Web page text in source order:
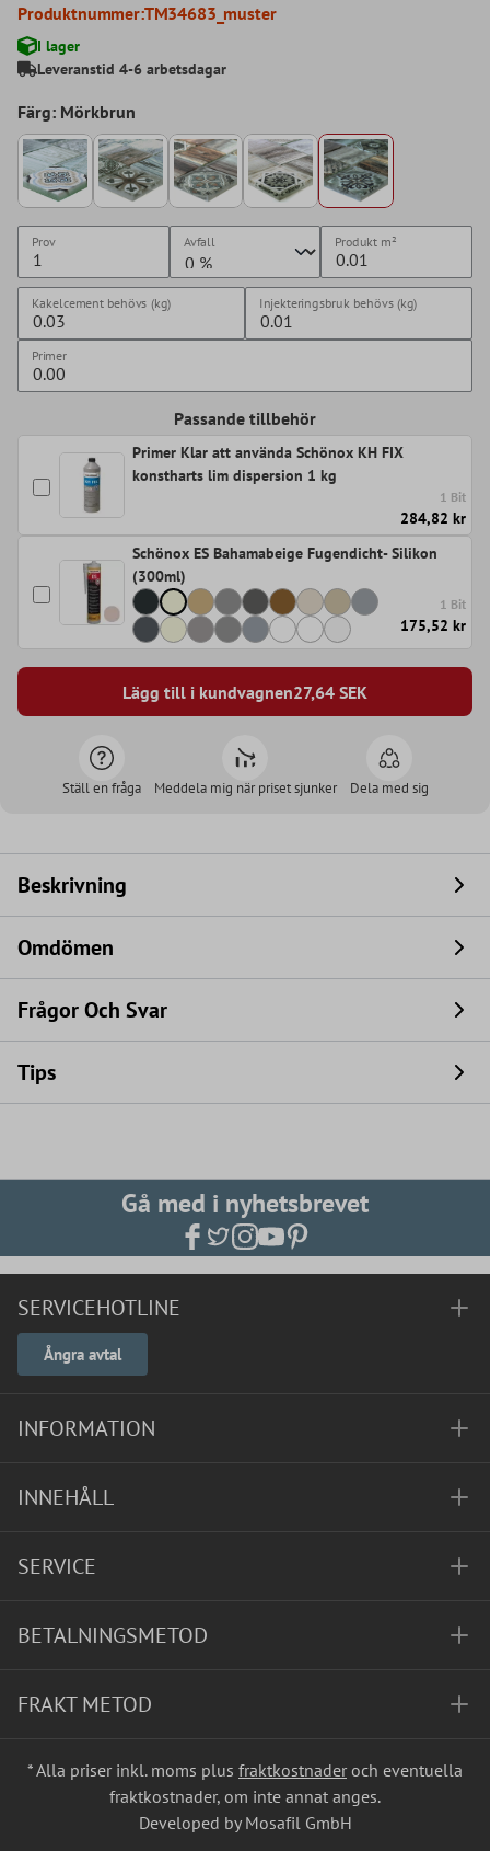
Produktnummer:TM34683_muster
I lager
Leveranstid 4-6 arbetsdagar
Färg: Mörkbrun
Prov Avfall Produkt m²
Kakelcement behövs (kg) Injekteringsbruk behövs (kg)
Primer
Passande tillbehör
Primer Klar att använda Schönox KH FIX
konstharts lim dispersion 1 kg
1 Bit
284,82 kr
Schönox ES Bahamabeige Fugendicht- Silikon
(300ml)
1 Bit
175,52 kr
Lägg till i kundvagnen27,64 SEK
Ställ en fråga Meddela mig när priset sjunker Dela med sig
Beskrivning
Omdömen
Frågor Och Svar
Tips
Gå med i nyhetsbrevet
SERVICEHOTLINE
Ångra avtal
INFORMATION
INNEHÅLL
SERVICE
BETALNINGSMETOD
FRAKT METOD
* Alla priser inkl. moms plus fraktkostnader och eventuella
fraktkostnader, om inte annat anges.
Developed by Mosafil GmbH